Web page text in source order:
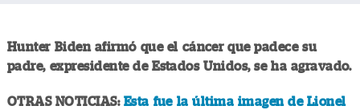
Hunter Biden afirmó que el cáncer que padece su
padre, expresidente de Estados Unidos, se ha agravado.
OTRAS NOTICIAS: Esta fue la última imagen de Lionel